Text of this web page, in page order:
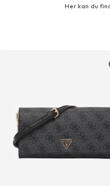
Her kan du